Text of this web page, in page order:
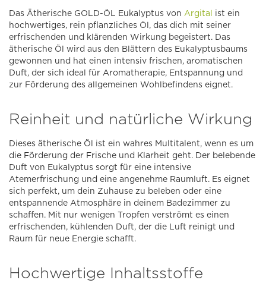
Das Ätherische GOLD-ÖL Eukalyptus von Argital ist ein
hochwertiges, rein pflanzliches Öl, das dich mit seiner
erfrischenden und klärenden Wirkung begeistert. Das
ätherische Öl wird aus den Blättern des Eukalyptusbaums
gewonnen und hat einen intensiv frischen, aromatischen
Duft, der sich ideal für Aromatherapie, Entspannung und
zur Förderung des allgemeinen Wohlbefindens eignet.
Reinheit und natürliche Wirkung
Dieses ätherische Öl ist ein wahres Multitalent, wenn es um
die Förderung der Frische und Klarheit geht. Der belebende
Duft von Eukalyptus sorgt für eine intensive
Atemerfrischung und eine angenehme Raumluft. Es eignet
sich perfekt, um dein Zuhause zu beleben oder eine
entspannende Atmosphäre in deinem Badezimmer zu
schaffen. Mit nur wenigen Tropfen verströmt es einen
erfrischenden, kühlenden Duft, der die Luft reinigt und
Raum für neue Energie schafft.
Hochwertige Inhaltsstoffe